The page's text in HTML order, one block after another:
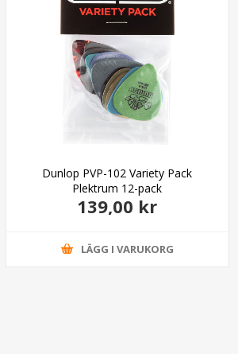
Dunlop PVP-102 Variety Pack
Plektrum 12-pack
139,00 kr
LÄGG I VARUKORG